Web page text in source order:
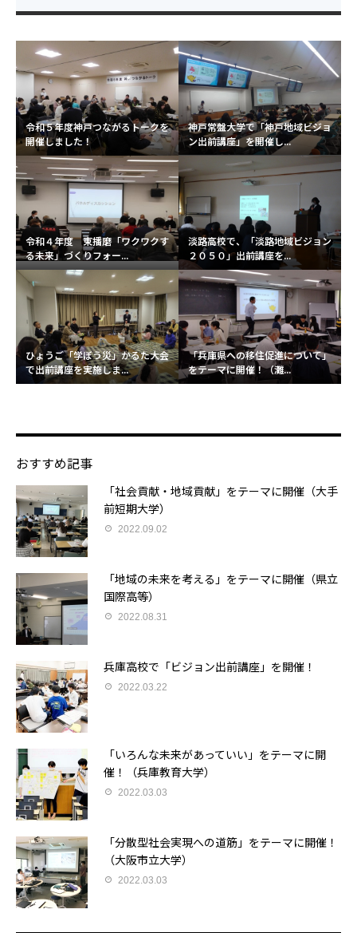
令和５年度神戸つながるトークを
開催しました！
神戸常盤大学で「神戸地域ビジョ
ン出前講座」を開催し...
令和４年度 東播磨「ワクワクす
る未来」づくりフォー...
淡路高校で、「淡路地域ビジョン
２０５０」出前講座を...
ひょうご「学ぼう災」かるた大会
で出前講座を実施しま...
「兵庫県への移住促進について」
をテーマに開催！（灘...
おすすめ記事
「社会貢献・地域貢献」をテーマに開催（大手
前短期大学）
2022.09.02
「地域の未来を考える」をテーマに開催（県立
国際高等）
2022.08.31
兵庫高校で「ビジョン出前講座」を開催！
2022.03.22
「いろんな未来があっていい」をテーマに開
催！（兵庫教育大学）
2022.03.03
「分散型社会実現への道筋」をテーマに開催！
（大阪市立大学）
2022.03.03